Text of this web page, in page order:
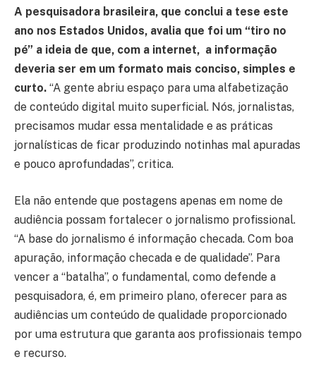
A pesquisadora brasileira, que conclui a tese este
ano nos Estados Unidos, avalia que foi um “tiro no
pé” a ideia de que, com a internet, a informação
deveria ser em um formato mais conciso, simples e
curto. “A gente abriu espaço para uma alfabetização
de conteúdo digital muito superficial. Nós, jornalistas,
precisamos mudar essa mentalidade e as práticas
jornalísticas de ficar produzindo notinhas mal apuradas
e pouco aprofundadas”, critica.
Ela não entende que postagens apenas em nome de
audiência possam fortalecer o jornalismo profissional.
“A base do jornalismo é informação checada. Com boa
apuração, informação checada e de qualidade”. Para
vencer a “batalha”, o fundamental, como defende a
pesquisadora, é, em primeiro plano, oferecer para as
audiências um conteúdo de qualidade proporcionado
por uma estrutura que garanta aos profissionais tempo
e recurso.